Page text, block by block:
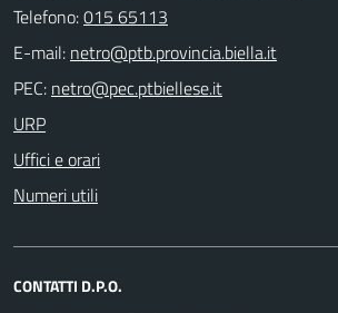
Telefono:015 65113
E-mail:
PEC:
URP
Uffici e orari
Numeri utili
CONTATTI D.P.O.